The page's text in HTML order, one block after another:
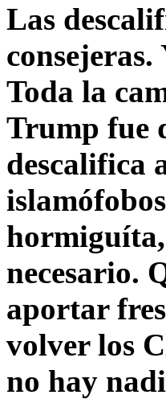
Las
Toda la
Trump fue
descalifica
necesario.
aportar
volver los
no hay